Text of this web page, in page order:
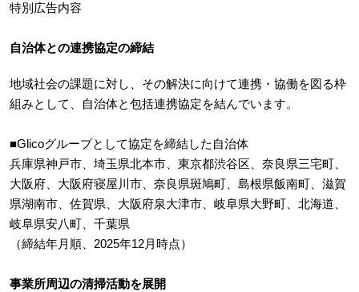
特別広告内容
自治体との連携協定の締結
地域社会の課題に対し、その解決に向けて連携・協働を図る枠
組みとして、自治体と包括連携協定を結んでいます。
■Glicoグループとして協定を締結した自治体
兵庫県神戸市、埼玉県北本市、東京都渋谷区、奈良県三宅町、
大阪府、大阪府寝屋川市、奈良県斑鳩町、島根県飯南町、滋賀
県湖南市、佐賀県、大阪府泉大津市、岐阜県大野町、北海道、
岐阜県安八町、千葉県
（締結年月順、2025年12月時点）
事業所周辺の清掃活動を展開